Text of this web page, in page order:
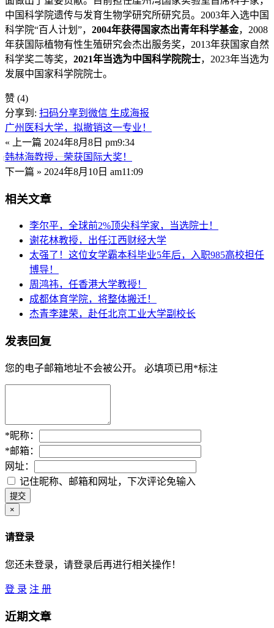
中国科学院遗传与发育生物学研究所研究员。2003年入选中国
科学院“百人计划”， 2004年获得国家杰出青年科学基金，2008
年获国际植物有性生殖研究会杰出服务奖，2013年获国家自然
科学奖二等奖， 2021年当选为中国科学院院士，2023年当选为
发展中国家科学院院士。
赞 (4)
分享到: 扫码分享到微信 生成海报
广州医科大学，拟撤销这一专业！
« 上一篇 2024年8月8日 pm9:34
韩林海教授，荣获国际大奖！
下一篇 » 2024年8月10日 am11:09
相关文章
李尔平，全球前2%顶尖科学家，当选院士！
谢花林教授，出任江西财经大学
太强了！这位女学霸本科毕业5年后，入职985高校担任
博导！
周鸿祎，任香港大学教授！
成都体育学院，将整体搬迁！
杰青李建荣，赴任北京工业大学副校长
发表回复
您的电子邮箱地址不会被公开。 必填项已用 *标注
*昵称：
*邮箱：
网址：
记住昵称、邮箱和网址，下次评论免输入
×
请登录
您还未登录，请登录后再进行相关操作！
登 录 注 册
近期文章